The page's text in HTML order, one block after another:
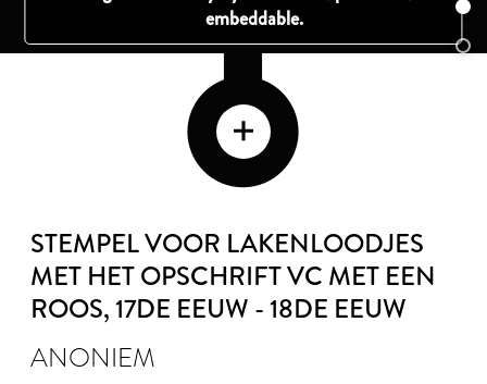
STEMPEL VOOR LAKENLOODJES
MET HET OPSCHRIFT VC MET EEN
ROOS, 17DE EEUW - 18DE EEUW
ANONIEM